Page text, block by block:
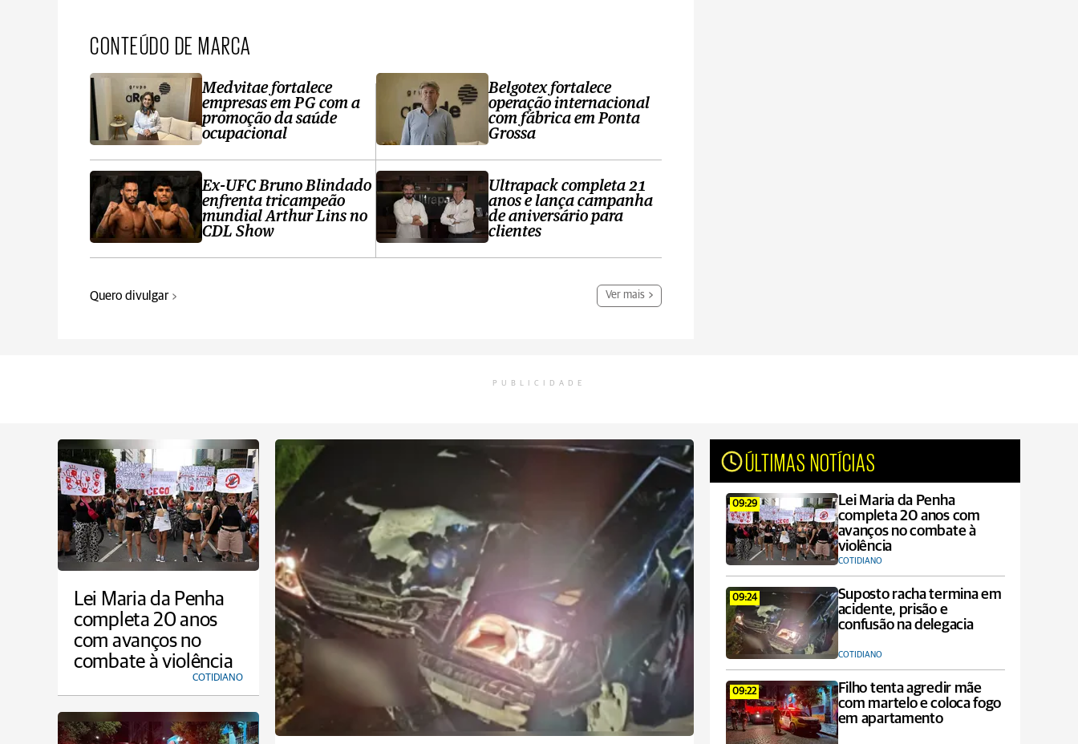
CONTEÚDO DE MARCA
Medvitae fortalece
empresas em PG com a
promoção da saúde
ocupacional
Ex-UFC Bruno Blindado
enfrenta tricampeão
mundial Arthur Lins no
CDL Show
Belgotex fortalece
operação internacional
com fábrica em Ponta
Grossa
Ultrapack completa 21
anos e lança campanha
de aniversário para
clientes
Quero divulgar Ver mais
PUBLICIDADE
Lei Maria da Penha
completa 20 anos
com avanços no
combate à violência
COTIDIANO
ÚLTIMAS NOTÍCIAS
09:29
Lei Maria da Penha
completa 20 anos com
avanços no combate à
violência
COTIDIANO
09:24
Suposto racha termina em
acidente, prisão e
confusão na delegacia
COTIDIANO
09:22
Filho tenta agredir mãe
com martelo e coloca fogo
em apartamento